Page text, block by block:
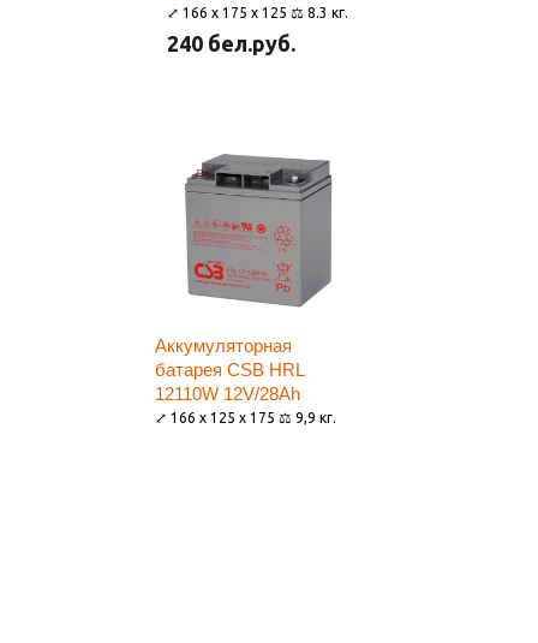
⤢ 166 x 175 x 125 ⚖ 8.3 кг.
240 бел.руб.
Аккумуляторная
батарея CSB HRL
12110W 12V/28Ah
⤢ 166 x 125 x 175 ⚖ 9,9 кг.